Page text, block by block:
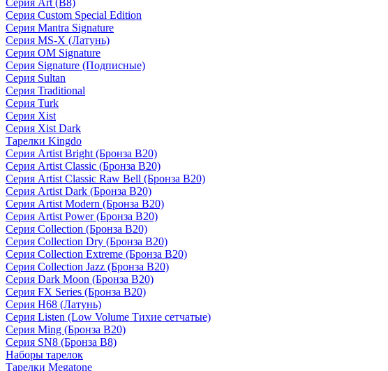
Серия Art (B8)
Серия Custom Special Edition
Серия Mantra Signature
Серия MS-X (Латунь)
Серия OM Signature
Серия Signature (Подписные)
Серия Sultan
Серия Traditional
Серия Turk
Серия Xist
Серия Xist Dark
Тарелки Kingdo
Серия Artist Bright (Бронза B20)
Серия Artist Classic (Бронза B20)
Серия Artist Classic Raw Bell (Бронза B20)
Серия Artist Dark (Бронза B20)
Серия Artist Modern (Бронза B20)
Серия Artist Power (Бронза B20)
Серия Collection (Бронза B20)
Серия Collection Dry (Бронза B20)
Серия Collection Extreme (Бронза B20)
Серия Collection Jazz (Бронза B20)
Серия Dark Moon (Бронза B20)
Серия FX Series (Бронза B20)
Серия H68 (Латунь)
Серия Listen (Low Volume Тихие сетчатые)
Серия Ming (Бронза B20)
Серия SN8 (Бронза B8)
Наборы тарелок
Тарелки Megatone